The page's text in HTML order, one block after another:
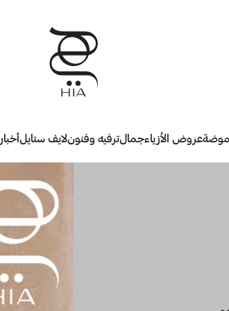
موضةعروض الأزياءجمالترفيه وفنونلايف ستايلأخبار